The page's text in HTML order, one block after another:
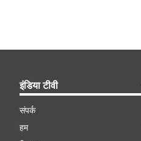
इंडिया टीवी
संपर्क
हम